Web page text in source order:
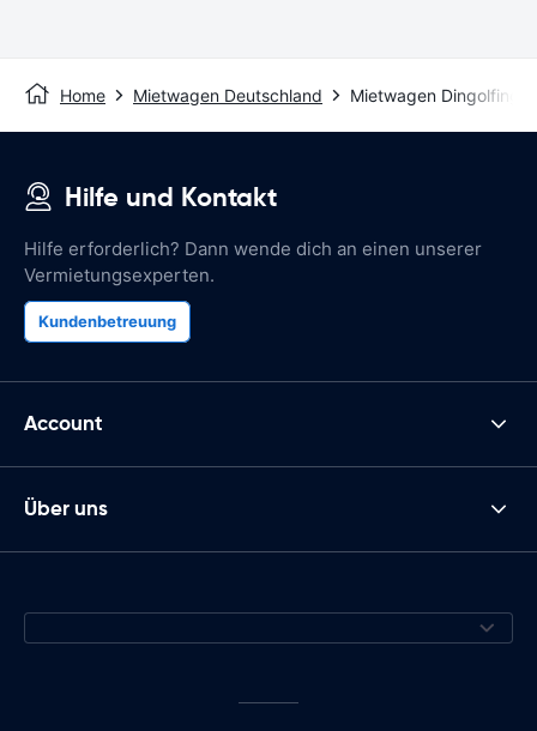
Home Mietwagen Deutschland Mietwagen Dingolfing
Hilfe und Kontakt
Hilfe erforderlich? Dann wende dich an einen unserer
Vermietungsexperten.
Kundenbetreuung
Account
Über uns